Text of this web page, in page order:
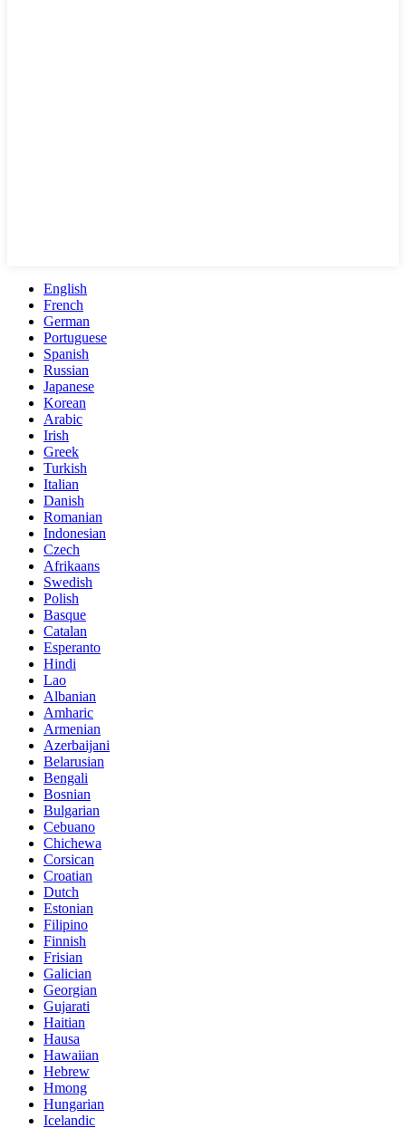
English
French
German
Portuguese
Spanish
Russian
Japanese
Korean
Arabic
Irish
Greek
Turkish
Italian
Danish
Romanian
Indonesian
Czech
Afrikaans
Swedish
Polish
Basque
Catalan
Esperanto
Hindi
Lao
Albanian
Amharic
Armenian
Azerbaijani
Belarusian
Bengali
Bosnian
Bulgarian
Cebuano
Chichewa
Corsican
Croatian
Dutch
Estonian
Filipino
Finnish
Frisian
Galician
Georgian
Gujarati
Haitian
Hausa
Hawaiian
Hebrew
Hmong
Hungarian
Icelandic